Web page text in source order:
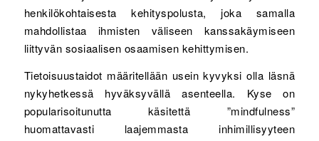
henkilökohtaisesta kehityspolusta, joka samalla
mahdollistaa ihmisten väliseen kanssakäymiseen
liittyvän sosiaalisen osaamisen kehittymisen.
Tietoisuustaidot määritellään usein kyvyksi olla läsnä
nykyhetkessä hyväksyvällä asenteella. Kyse on
popularisoitunutta käsitettä ”mindfulness”
huomattavasti laajemmasta inhimillisyyteen